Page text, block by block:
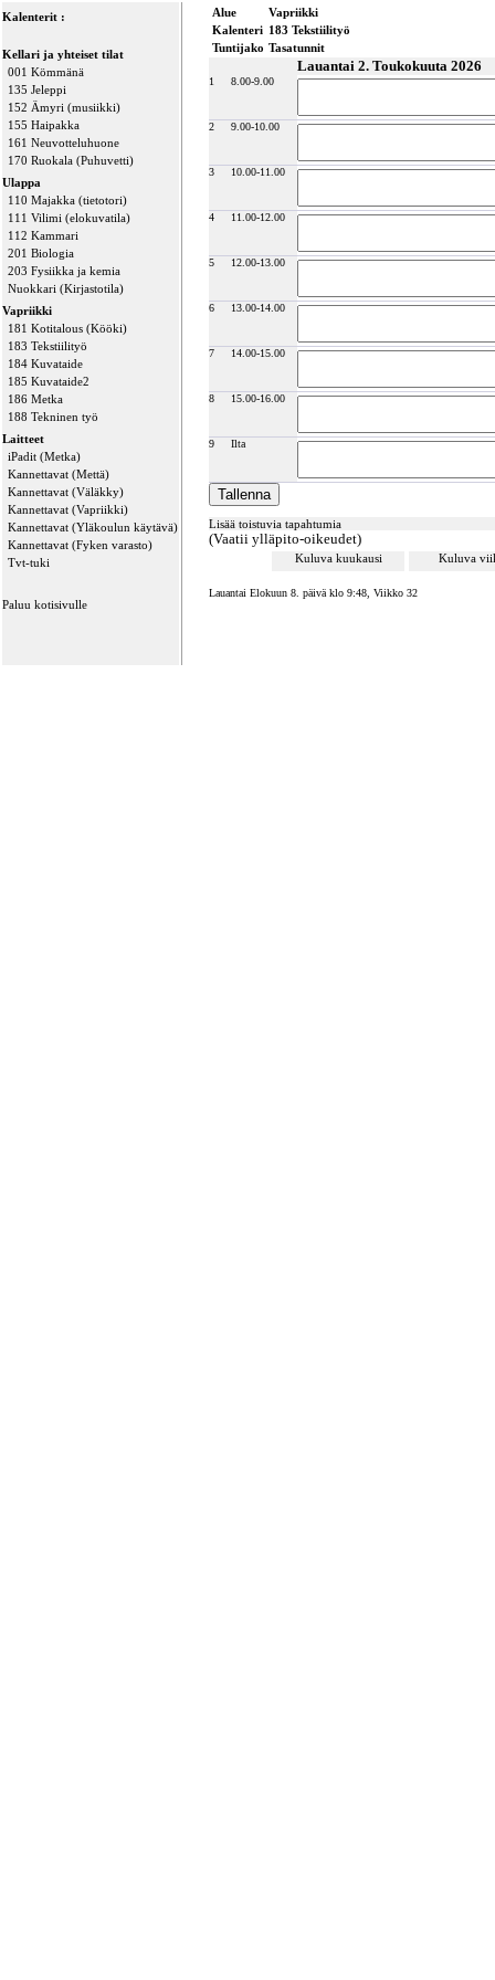
Kalenterit :
Kellari ja yhteiset tilat
001 Kömmänä
135 Jeleppi
152 Ämyri (musiikki)
155 Haipakka
161 Neuvotteluhuone
170 Ruokala (Puhuvetti)
Ulappa
110 Majakka (tietotori)
111 Vilimi (elokuvatila)
112 Kammari
201 Biologia
203 Fysiikka ja kemia
Nuokkari (Kirjastotila)
Vapriikki
181 Kotitalous (Kööki)
183 Tekstiilityö
184 Kuvataide
185 Kuvataide2
186 Metka
188 Tekninen työ
Laitteet
iPadit (Metka)
Kannettavat (Mettä)
Kannettavat (Väläkky)
Kannettavat (Vapriikki)
Kannettavat (Yläkoulun käytävä)
Kannettavat (Fyken varasto)
Tvt-tuki
Paluu kotisivulle
Alue
Vapriikki
Kalenteri 183 Tekstiilityö
Tuntijako Tasatunnit
Lauantai 2. Toukokuuta 2026
1 8.00-9.00
2 9.00-10.00
3 10.00-11.00
4 11.00-12.00
5 12.00-13.00
6 13.00-14.00
7 14.00-15.00
8 15.00-16.00
9 Ilta
Lisää toistuvia tapahtumia
(Vaatii ylläpito-oikeudet)
Kuluva kuukausi Kuluva
Lauantai Elokuun 8. päivä klo 9:48, Viikko 32